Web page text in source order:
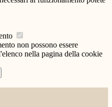
non possono essere
nella pagina della cookie